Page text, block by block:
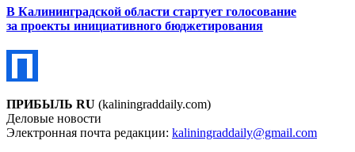
В Калининградской области стартует голосование
за проекты инициативного бюджетирования
ПРИБЫЛЬ RU (kaliningraddaily.com)
Деловые новости
Электронная почта редакции: kaliningraddaily@gmail.com